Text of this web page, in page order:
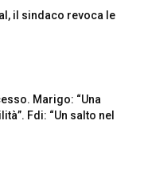
il sindaco revoca le
Marigo: “Una
Fdi: “Un salto nel